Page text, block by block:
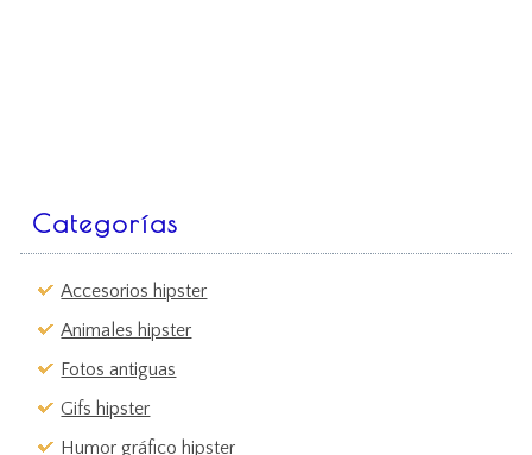
Categorías
Accesorios hipster
Animales hipster
Fotos antiguas
Gifs hipster
Humor gráfico hipster